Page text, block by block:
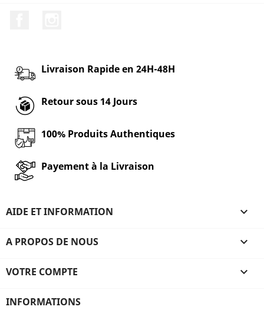
Livraison Rapide en 24H-48H
Retour sous 14 Jours
100% Produits Authentiques
Payement à la Livraison
AIDE ET INFORMATION 
A PROPOS DE NOUS 
VOTRE COMPTE 
INFORMATIONS